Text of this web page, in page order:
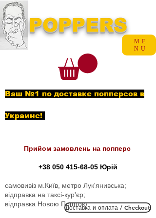
POPPERS
Ваш №1 по доставке попперсов в
Украине!
Прийом замовлень на попперс
+38 050 415-68-05 Юрій
самовивіз м.Київ, метро Лук'янивська;
відправка на таксі-кур'єр;
відправка Новою ПоштоюДоставка и оплата / Checkout
ME
NU